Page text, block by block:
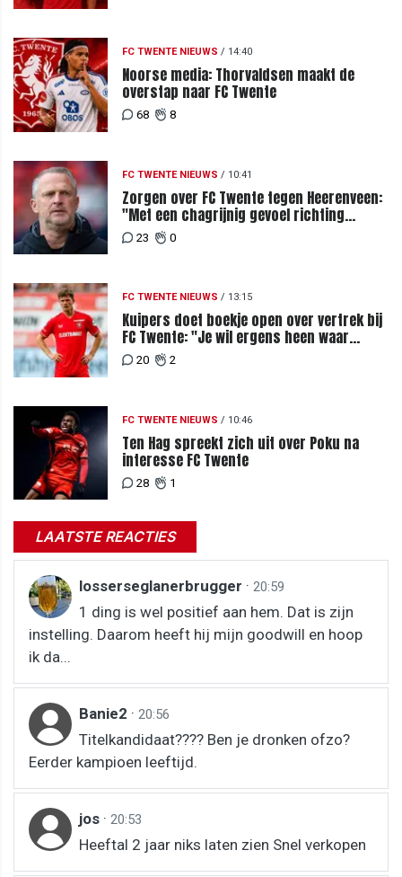
FC TWENTE NIEUWS / 14:40
Noorse media: Thorvaldsen maakt de
overstap naar FC Twente
68 8
FC TWENTE NIEUWS / 10:41
Zorgen over FC Twente tegen Heerenveen:
"Met een chagrijnig gevoel richting
Slowakije"
23 0
FC TWENTE NIEUWS / 13:15
Kuipers doet boekje open over vertrek bij
FC Twente: "Je wil ergens heen waar
mensen je waarderen"
20 2
FC TWENTE NIEUWS / 10:46
Ten Hag spreekt zich uit over Poku na
interesse FC Twente
28 1
LAATSTE REACTIES
losserseglanerbrugger · 20:59
1 ding is wel positief aan hem. Dat is zijn
instelling. Daarom heeft hij mijn goodwill en hoop
ik da...
Banie2 · 20:56
Titelkandidaat???? Ben je dronken ofzo?
Eerder kampioen leeftijd.
jos · 20:53
Heeftal 2 jaar niks laten zien Snel verkopen